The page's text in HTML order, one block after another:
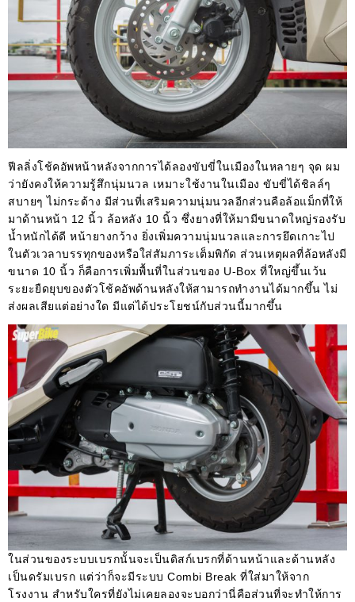
ฟีลลิ่งโช้คอัพหน้าหลังจากการได้ลองขับขี่ในเมืองในหลายๆ จุด ผม
ว่ายังคงให้ความรู้สึกนุ่มนวล เหมาะใช้งานในเมือง ขับขี่ได้ชิลล์ๆ
สบายๆ ไม่กระด้าง มีส่วนที่เสริมความนุ่มนวลอีกส่วนคือล้อแม็กที่ให้
มาด้านหน้า 12 นิ้ว ล้อหลัง 10 นิ้ว ซึ่งยางที่ให้มามีขนาดใหญ่รองรับ
น้ำหนักได้ดี หน้ายางกว้าง ยิ่งเพิ่มความนุ่มนวลและการยึดเกาะไป
ในตัวเวลาบรรทุกของหรือใส่สัมภาระเต็มพิกัด ส่วนเหตุผลที่ล้อหลังมี
ขนาด 10 นิ้ว ก็คือการเพิ่มพื้นที่ในส่วนของ U-Box ที่ใหญ่ขึ้นเว้น
ระยะยืดยุบของตัวโช้คอัพด้านหลังให้สามารถทำงานได้มากขึ้น ไม่
ส่งผลเสียแต่อย่างใด มีแต่ได้ประโยชน์กับส่วนนี้มากขึ้น
ในส่วนของระบบเบรกนั้นจะเป็นดิสก์เบรกที่ด้านหน้าและด้านหลัง
เป็นดรัมเบรก แต่ว่าก็จะมีระบบ Combi Break ที่ใส่มาให้จาก
โรงงาน สำหรับใครที่ยังไม่เคยลองจะบอกว่านี่คือส่วนที่จะทำให้การ